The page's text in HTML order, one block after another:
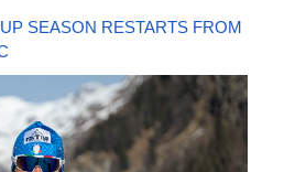
SEASON RESTARTS FROM